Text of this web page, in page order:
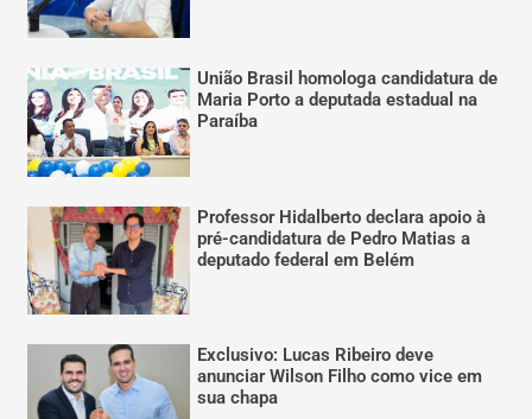
União Brasil homologa candidatura de
Maria Porto a deputada estadual na
Paraíba
Professor Hidalberto declara apoio à
pré-candidatura de Pedro Matias a
deputado federal em Belém
Exclusivo: Lucas Ribeiro deve
anunciar Wilson Filho como vice em
sua chapa